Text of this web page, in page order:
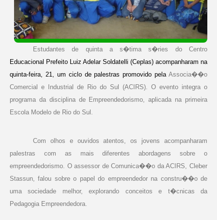
Estudantes de quinta a s�tima s�ries do Centro
Educacional Prefeito Luiz Adelar Soldatelli (Ceplas) acompanharam na
quinta-feira, 21, um ciclo de palestras promovido pelaAssocia��o
Comercial e Industrial de Rio do Sul (ACIRS). O evento integra o
programa da disciplina de Empreendedorismo, aplicada na primeira
Escola Modelo de Rio do Sul.
Com olhos e ouvidos atentos, os jovens acompanharam
palestras com as mais diferentes abordagens sobre o
empreendedorismo. O assessor de Comunica��o da ACIRS, Cleber
Stassun, falou sobre o papel do empreendedor na constru��o de
uma sociedade melhor, explorando conceitos e t�cnicas da
Pedagogia Empreendedora.